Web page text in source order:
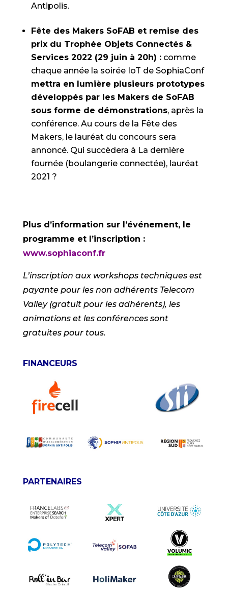
Antipolis.
Fête des Makers SoFAB et remise des
prix du Trophée Objets Connectés &
Services 2022 (29 juin à 20h) :comme
chaque année la soirée IoT de SophiaConf
mettra en lumière plusieurs prototypes
développés par les Makers de SoFAB
sous forme de démonstrations, après la
conférence. Au cours de la Fête des
Makers, le lauréat du concours sera
annoncé. Qui succèdera à La dernière
fournée (boulangerie connectée), lauréat
2021 ?
Plus d’information sur l’événement, le
programme et l’inscription :
www.sophiaconf.fr
L’inscription aux workshops techniques est
payante pour les non adhérents Telecom
Valley (gratuit pour les adhérents), les
animations et les conférences sont
gratuites pour tous.
FINANCEURS
PARTENAIRES